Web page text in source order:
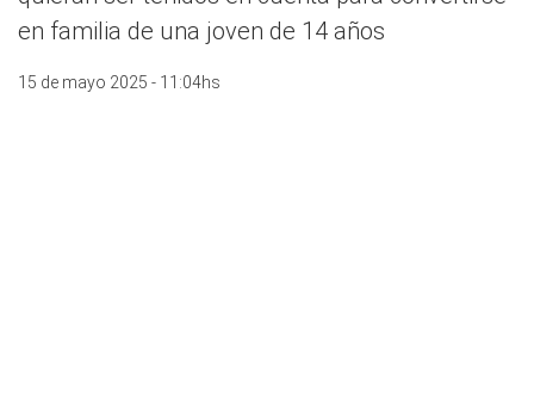
en familia de una joven de 14 años
15 de mayo 2025 - 11:04hs